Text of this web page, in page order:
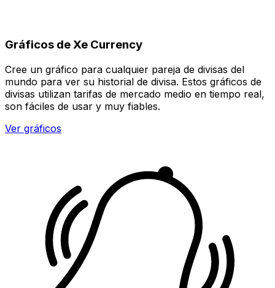
Gráficos de Xe Currency
Cree un gráfico para cualquier pareja de divisas del
mundo para ver su historial de divisa. Estos gráficos de
divisas utilizan tarifas de mercado medio en tiempo real,
son fáciles de usar y muy fiables.
Ver gráficos